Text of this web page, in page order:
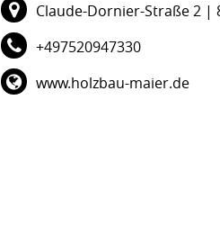
Claude-Dornier-Straße 2 |
+497520947330
www.holzbau-maier.de